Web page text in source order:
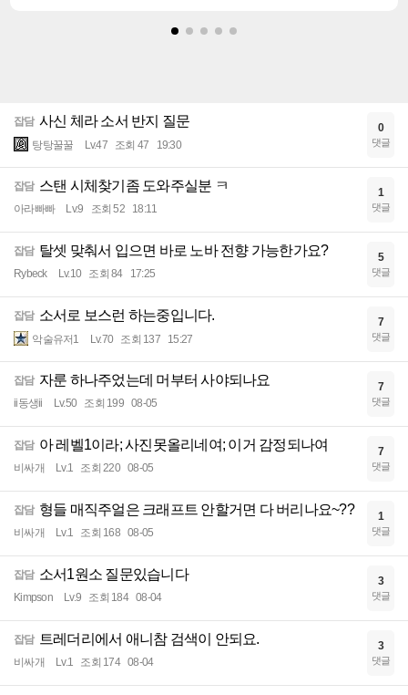
잡담 사신 체라 소서 반지 질문
탕탕꿀꿀 Lv.47 조회 47 19:30
0
댓글
잡담 스탠 시체찾기좀 도와주실분 ㅋ
아라빠빠 Lv.9 조회 52 18:11
1
댓글
잡담 탈셋 맞춰서 입으면 바로 노바 전향 가능한가요?
Rybeck Lv.10 조회 84 17:25
5
댓글
잡담 소서로 보스런 하는중입니다.
악술유저1 Lv.70 조회 137 15:27
7
댓글
잡담 자룬 하나주었는데 머부터 사야되나요
ii동생ii Lv.50 조회 199 08-05
7
댓글
잡담 아 레벨1이라; 사진못올리네여; 이거 감정되나여
비싸개 Lv.1 조회 220 08-05
7
댓글
잡담 형들 매직주얼은 크래프트 안할거면 다 버리나요~??
비싸개 Lv.1 조회 168 08-05
1
댓글
잡담 소서1원소 질문있습니다
Kimpson Lv.9 조회 184 08-04
3
댓글
잡담 트레더리에서 애니참 검색이 안되요.
비싸개 Lv.1 조회 174 08-04
3
댓글